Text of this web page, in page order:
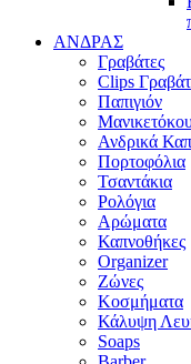
ΑΝΔΡΑΣ
Γραβάτες
Clips
Παπιγιόν
Ανδρικά
Πορτοφόλια
Τσαντάκια
Ρολόγια
Αρώματα
Καπνοθήκες
Organizer
Ζώνες
Κοσμήματα
Κάλυψη
Soaps